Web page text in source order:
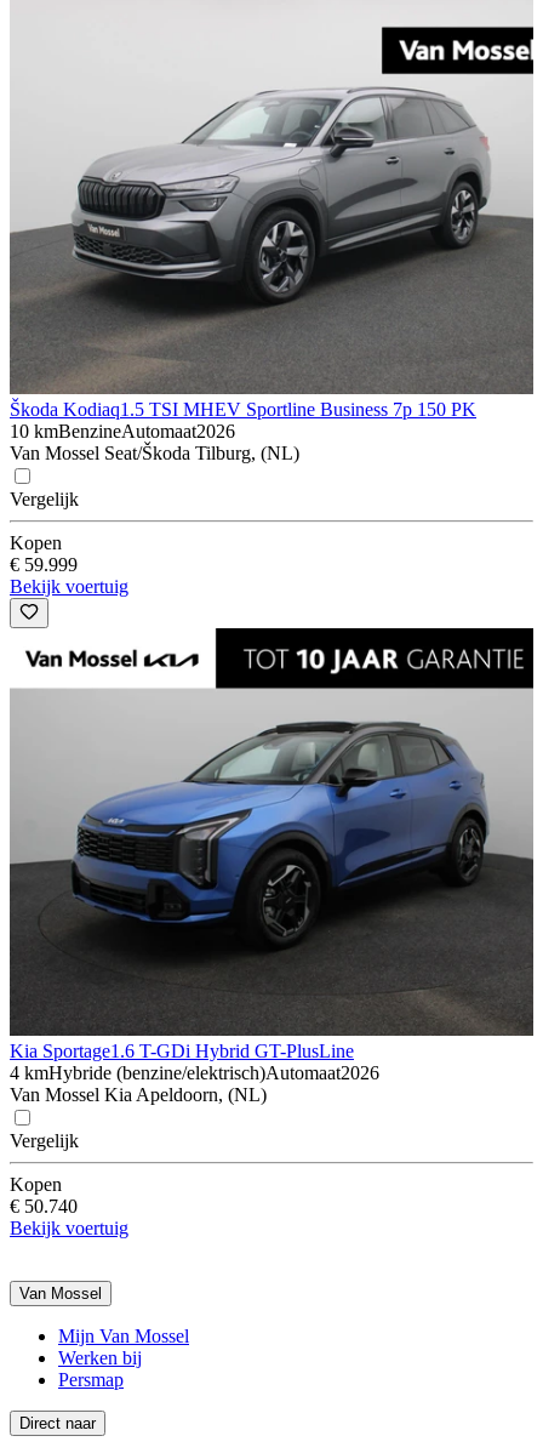
Škoda Kodiaq1.5 TSI MHEV Sportline Business 7p 150 PK
10 kmBenzineAutomaat2026
Van Mossel Seat/Škoda Tilburg, (NL)
Vergelijk
Kopen
€ 59.999
Bekijk voertuig
Kia Sportage1.6 T-GDi Hybrid GT-PlusLine
4 kmHybride (benzine/elektrisch)Automaat2026
Van Mossel Kia Apeldoorn, (NL)
Vergelijk
Kopen
€ 50.740
Bekijk voertuig
Van Mossel
Mijn Van Mossel
Werken bij
Persmap
Direct naar